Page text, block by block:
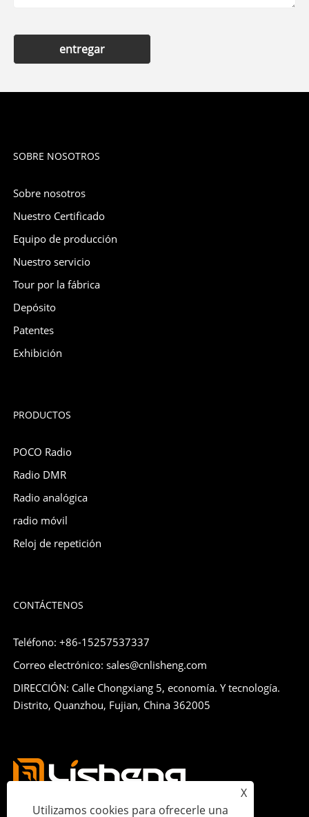
entregar
SOBRE NOSOTROS
Sobre nosotros
Nuestro Certificado
Equipo de producción
Nuestro servicio
Tour por la fábrica
Depósito
Patentes
Exhibición
PRODUCTOS
POCO Radio
Radio DMR
Radio analógica
radio móvil
Reloj de repetición
CONTÁCTENOS
Teléfono: +86-15257537337
Correo electrónico: sales@cnlisheng.com
DIRECCIÓN: Calle Chongxiang 5, economía. Y tecnología.
Distrito, Quanzhou, Fujian, China 362005
X
Utilizamos cookies para ofrecerle una